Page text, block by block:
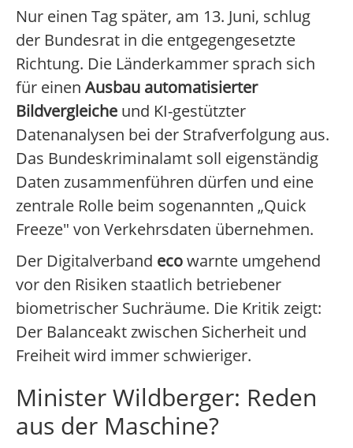
Nur einen Tag später, am 13. Juni, schlug
der Bundesrat in die entgegengesetzte
Richtung. Die Länderkammer sprach sich
für einen Ausbau automatisierter
Bildvergleiche und KI-gestützter
Datenanalysen bei der Strafverfolgung aus.
Das Bundeskriminalamt soll eigenständig
Daten zusammenführen dürfen und eine
zentrale Rolle beim sogenannten „Quick
Freeze" von Verkehrsdaten übernehmen.
Der Digitalverband ecowarnte umgehend
vor den Risiken staatlich betriebener
biometrischer Suchräume. Die Kritik zeigt:
Der Balanceakt zwischen Sicherheit und
Freiheit wird immer schwieriger.
Minister Wildberger: Reden
aus der Maschine?